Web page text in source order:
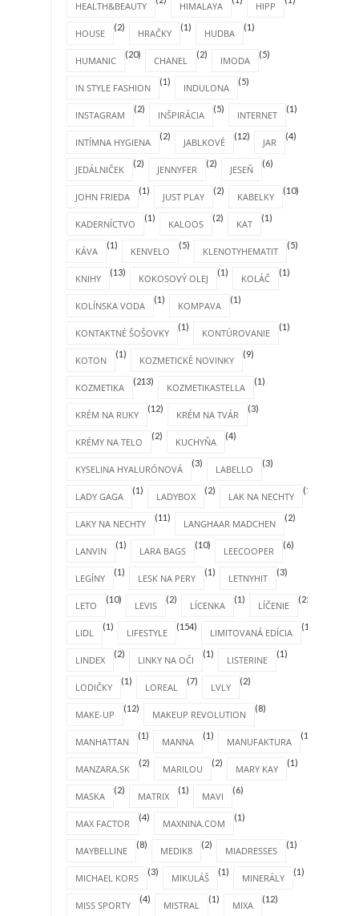
HEALTH&BEAUTY HIMALAYA HIPP
HOUSE
(2)
HRAČKY
(1)
HUDBA
(1)
HUMANIC
(20)
CHANEL
(2)
IMODA
(5)
IN STYLE FASHION
(1)
INDULONA
(5)
INSTAGRAM
(2)
INŠPIRÁCIA
(5)
INTERNET
(1)
INTÍMNA HYGIENA
(2)
JABLKOVÉ
(12)
JAR
(4)
JEDÁLNIČEK
(2)
JENNYFER
(2)
JESEŇ
(6)
JOHN FRIEDA
(1)
JUST PLAY
(2)
KABELKY
(10)
KADERNÍCTVO
(1)
KALOOS
(2)
KAT
(1)
KÁVA
(1)
KENVELO
(5)
KLENOTYHEMATIT
(5)
KNIHY
(13)
KOKOSOVÝ OLEJ
(1)
KOLÁČ
(1)
KOLÍNSKA VODA
(1)
KOMPAVA
(1)
KONTAKTNÉ ŠOŠOVKY
(1)
KONTÚROVANIE
(1)
KOTON
(1)
KOZMETICKÉ NOVINKY
(9)
KOZMETIKA
(213)
KOZMETIKASTELLA
(1)
KRÉM NA RUKY
(12)
KRÉM NA TVÁR
(3)
KRÉMY NA TELO
(2)
KUCHYŇA
(4)
KYSELINA HYALURÓNOVÁ
(3)
LABELLO
(3)
LADY GAGA
(1)
LADYBOX
(2)
LAK NA NECHTY
(1)
LAKY NA NECHTY
(11)
LANGHAAR MADCHEN
(2)
LANVIN
(1)
LARA BAGS
(10)
LEECOOPER
(6)
LEGÍNY
(1)
LESK NA PERY
(1)
LETNYHIT
(3)
LETO
(10)
LEVIS
(2)
LÍCENKA
(1)
LÍČENIE
(25)
LIDL
(1)
LIFESTYLE
(154)
LIMITOVANÁ EDÍCIA
(1)
LINDEX
(2)
LINKY NA OČI
(1)
LISTERINE
(1)
LODIČKY
(1)
LOREAL
(7)
LVLY
(2)
MAKE-UP
(12)
MAKEUP REVOLUTION
(8)
MANHATTAN
(1)
MANNA
(1)
MANUFAKTURA
(1)
MANZARA.SK
(2)
MARILOU
(2)
MARY KAY
(1)
MASKA
(2)
MATRIX
(1)
MAVI
(6)
MAX FACTOR
(4)
MAXNINA.COM
(1)
MAYBELLINE
(8)
MEDIK8
(2)
MIADRESSES
(1)
MICHAEL KORS
(3)
MIKULÁŠ
(1)
MINERÁLY
(1)
MISS SPORTY
(4)
MISTRAL
(1)
MIXA
(12)